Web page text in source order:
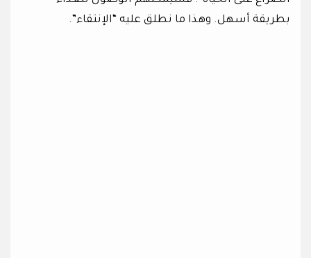
بطريقة أسهل. وهذا ما نطلق عليه “الإنتقاء”.